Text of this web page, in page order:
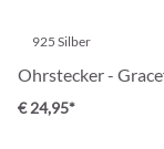
925 Silber
Ohrstecker -
€ 24,95*